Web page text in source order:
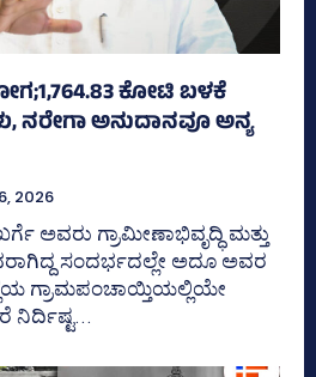
ಕೋಟಿ ಬಳಕೆ
ನರೇಗಾ ಅನುದಾನವೂ ಅನ್ಯ
2026
ಅವರು ಗ್ರಾಮೀಣಾಭಿವೃದ್ಧಿ ಮತ್ತು
ಸಂದರ್ಭದಲ್ಲೇ ಅದೂ ಅವರ
ಗ್ರಾಮಪಂಚಾಯ್ತಿಯಲ್ಲಿಯೇ
ನಿರ್ದಿಷ್ಟ...